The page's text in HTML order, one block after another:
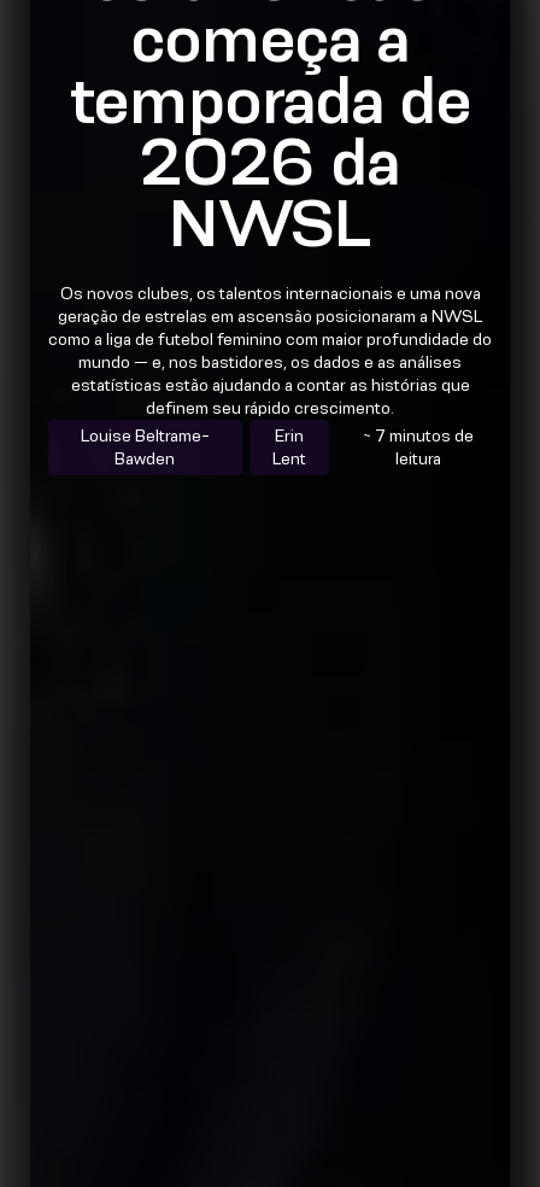
começa a
temporada de
2026 da
NWSL
Os novos clubes, os talentos internacionais e uma nova
geração de estrelas em ascensão posicionaram a NWSL
como a liga de futebol feminino com maior profundidade do
mundo — e, nos bastidores, os dados e as análises
estatísticas estão ajudando a contar as histórias que
definem seu rápido crescimento.
Louise Beltrame-
Bawden
Erin
Lent
~ 7 minutos de
leitura